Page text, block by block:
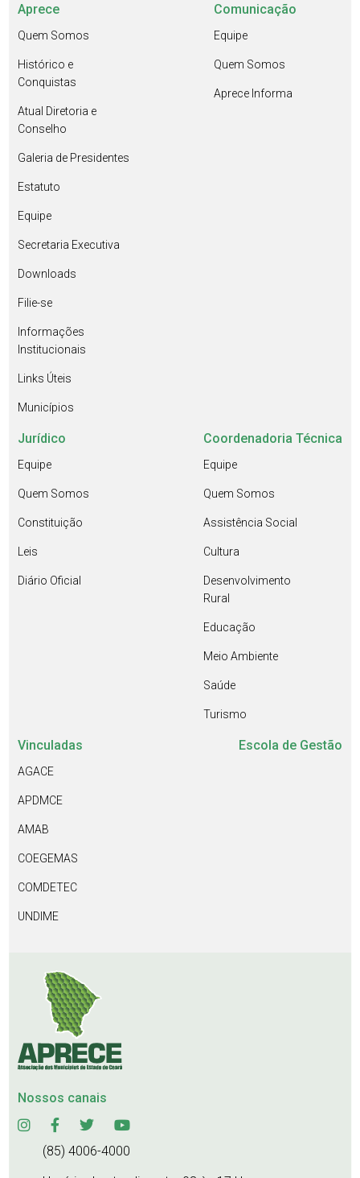
Aprece
Quem Somos
Histórico e
Conquistas
Atual Diretoria e
Conselho
Galeria de Presidentes
Estatuto
Equipe
Secretaria Executiva
Downloads
Filie-se
Informações
Institucionais
Links Úteis
Municípios
Comunicação
Equipe
Quem Somos
Aprece Informa
Jurídico
Equipe
Quem Somos
Constituição
Leis
Diário Oficial
Coordenadoria Técnica
Equipe
Quem Somos
Assistência Social
Cultura
Desenvolvimento
Rural
Educação
Meio Ambiente
Saúde
Turismo
Vinculadas
AGACE
APDMCE
AMAB
COEGEMAS
COMDETEC
UNDIME
Escola de Gestão
Nossos canais
(85) 4006-4000